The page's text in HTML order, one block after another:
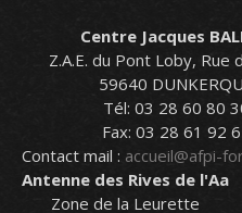
Centre Jacques
Z.A.E. du Pont Loby, Rue
59640
Tél: 03 28 60 80
Fax: 03 28 61 92
Contact mail : accueil@afpi-
Antenne des Rives de l'Aa
Zone de la Leurette